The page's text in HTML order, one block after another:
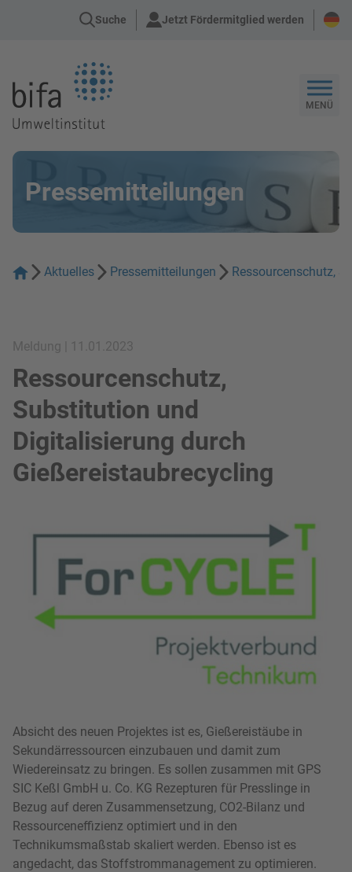
Suche Jetzt Fördermitglied werden
MENÜ
Pressemitteilungen
Aktuelles Pressemitteilungen Ressourcenschutz,
Meldung | 11.01.2023
Ressourcenschutz,
Substitution und
Digitalisierung durch
Gießereistaubrecycling
Absicht des neuen Projektes ist es, Gießereistäube in
Sekundärressourcen einzubauen und damit zum
Wiedereinsatz zu bringen. Es sollen zusammen mit GPS
SIC Keßl GmbH u. Co. KG Rezepturen für Presslinge in
Bezug auf deren Zusammensetzung, CO2-Bilanz und
Ressourceneffizienz optimiert und in den
Technikumsmaßstab skaliert werden. Ebenso ist es
angedacht, das Stoffstrommanagement zu optimieren.